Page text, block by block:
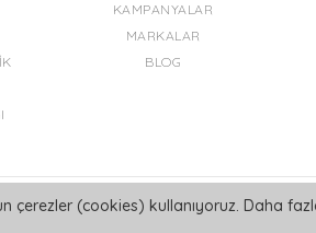
KAMPANYALAR
MARKALAR
BLOG
çerezler (cookies) kullanıyoruz. Daha